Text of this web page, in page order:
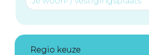
Regio keuze